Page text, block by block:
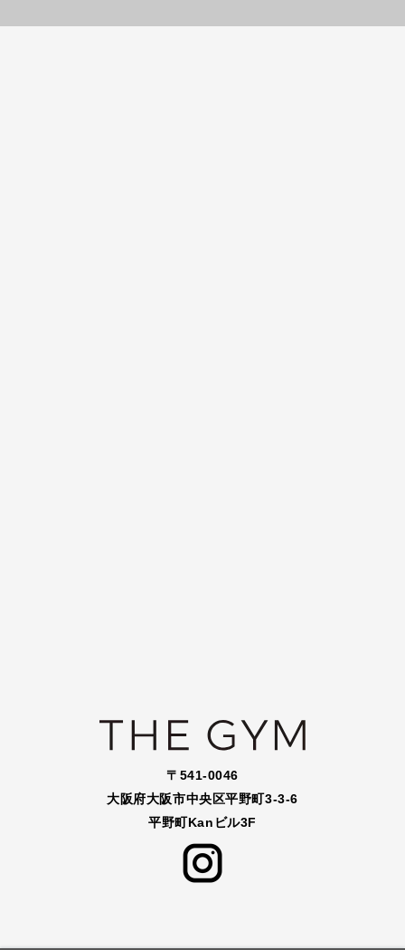
〒541-0046
大阪府大阪市中央区平野町3-3-6
平野町Kanビル3F